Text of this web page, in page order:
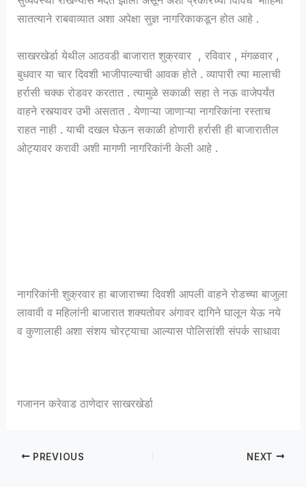
सातत्याने राबवाव्यात अशा अपेक्षा सुज्ञ नागरिकाकडून होत आहे .
साखरखेर्डा येथील आठवडी बाजारात शुक्रवार , रविवार , मंगळवार ,
बुधवार या चार दिवशी भाजीपाल्याची आवक होते . व्यापारी त्या मालाची
हर्रासी चक्क रोडवर करतात . त्यामुळे सकाळी सहा ते नऊ वाजेपर्यंत
वाहने रस्त्यावर उभी असतात . येणाऱ्या जाणाऱ्या नागरिकांना रस्ताच
राहत नाही . याची दखल घेऊन सकाळी होणारी हर्रासी ही बाजारातील
ओट्यावर करावी अशी मागणी नागरिकांनी केली आहे .
नागरिकांनी शुक्रवार हा बाजाराच्या दिवशी आपली वाहने रोडच्या बाजुला
लावावी व महिलांनी बाजारात शक्यतोवर अंगावर दागिने घालून येऊ नये
व कुणालाही अशा संशय चोरट्याचा आल्यास पोलिसांशी संपर्क साधावा
गजानन करेवाड ठाणेदार साखरखेर्डा
PREVIOUS NEXT